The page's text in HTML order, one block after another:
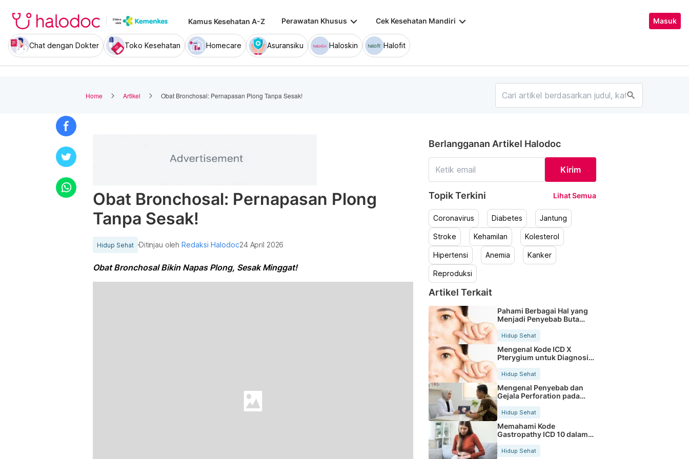
Kamus Kesehatan A-Z Perawatan Khusus keyboard_arrow_down Cek Kesehatan Mandiri keyboard_arrow_down Masuk
Chat dengan Dokter Toko Kesehatan Homecare Asuransiku Haloskin Halofit
Home Artikel Obat Bronchosal: Pernapasan Plong Tanpa Sesak! search
Obat Bronchosal: Pernapasan Plong
Tanpa Sesak!
Hidup Sehat Ditinjau olehRedaksi Halodoc24 April 2026
Obat Bronchosal Bikin Napas Plong, Sesak Minggat!
Berlangganan Artikel Halodoc
Kirim
Topik Terkini Lihat Semua
Coronavirus Diabetes Jantung
Stroke Kehamilan Kolesterol
Hipertensi Anemia Kanker
Reproduksi
Artikel Terkait
Pahami Berbagai Hal yang
Menjadi Penyebab Buta
Hidup Sehat
Mengenal Kode ICD X
Pterygium untuk Diagnosis
Hidup Sehat
Mengenal Penyebab dan
Gejala Perforation pada
Tubuh
Hidup Sehat
Memahami Kode
Gastropathy ICD 10 dalam
Rekam Medis Pasien
Hidup Sehat